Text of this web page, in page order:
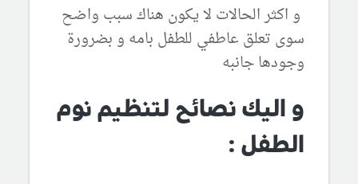
و اكثر الحالات لا يكون هناك سبب واضح
سوى تعلق عاطفي للطفل بامه و بضرورة
وجودها جانبه
و اليك نصائح لتنظيم نوم
الطفل :